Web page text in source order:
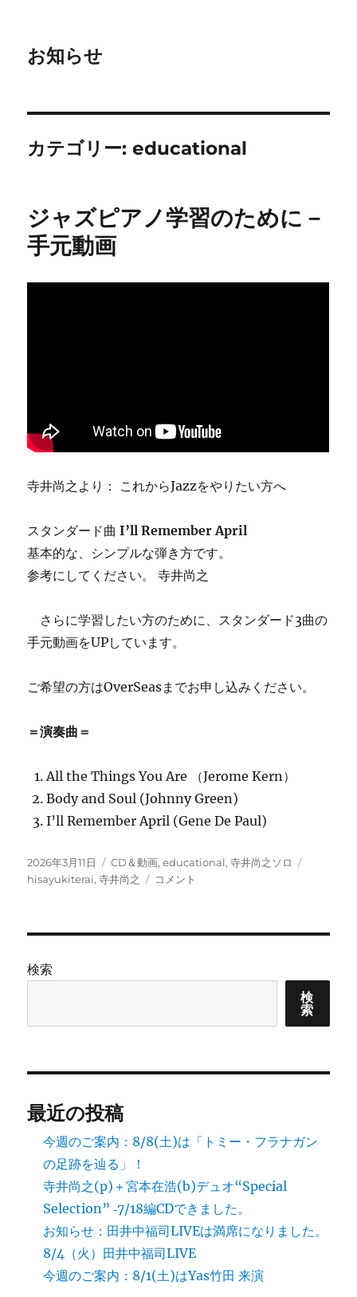
お知らせ
カテゴリー:educational
ジャズピアノ学習のために－
手元動画
寺井尚之より： これからJazzをやりたい方へ
スタンダード曲I’ll Remember April
基本的な、シンプルな弾き方です。
参考にしてください。 寺井尚之
さらに学習したい方のために、スタンダード3曲の
手元動画をUPしています。
ご希望の方はOverSeasまでお申し込みください。
＝演奏曲＝
All the Things You Are （Jerome Kern）
Body and Soul (Johnny Green)
I’ll Remember April (Gene De Paul)
投
稿
2026年3月11日
カ
テ
CD＆動画,educational,寺井尚之ソロ
hisayukiterai,寺井尚之
ジ
学
た
画
コメント
検索
検
索
最近の投稿
今週のご案内：8/8(土)は「トミー・フラナガン
の足跡を辿る」！
寺井尚之(p)＋宮本在浩(b)デュオ“Special
Selection” ‐7/18編CDできました。
お知らせ：田井中福司LIVEは満席になりました。
8/4（火）田井中福司LIVE
今週のご案内：8/1(土)はYas竹田 来演